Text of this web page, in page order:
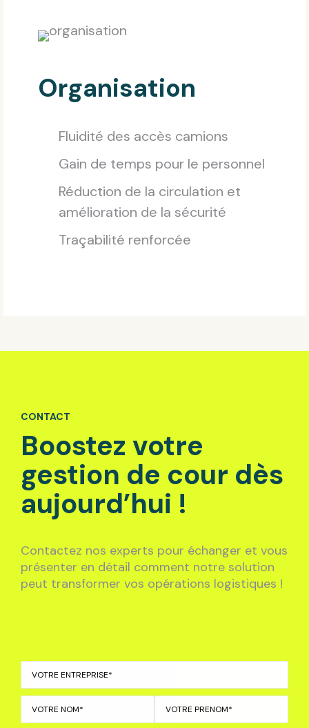
Organisation
Fluidité des accès camions
Gain de temps pour le personnel
Réduction de la circulation et
amélioration de la sécurité
Traçabilité renforcée
CONTACT
Boostez votre
gestion de cour dès
aujourd’hui !
Contactez nos experts pour échanger et vous
présenter en détail comment notre solution
peut transformer vos opérations logistiques !